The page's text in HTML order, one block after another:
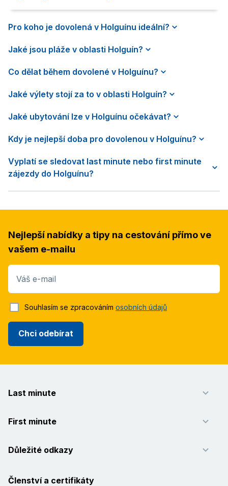
Pro koho je dovolená v Holguínu ideální?
Jaké jsou pláže v oblasti Holguín?
Co dělat během dovolené v Holguínu?
Jaké výlety stojí za to v oblasti Holguín?
Jaké ubytování lze v Holguínu očekávat?
Kdy je nejlepší doba pro dovolenou v Holguínu?
Vyplatí se sledovat last minute nebo first minute
zájezdy do Holguínu?
Nejlepší nabídky a tipy na cestování přímo ve
vašem e-mailu
Váš e-mail
Chci odebírat
Souhlasím se zpracováním osobních údajů
Last minute
First minute
Důležité odkazy
Členství a certifikáty